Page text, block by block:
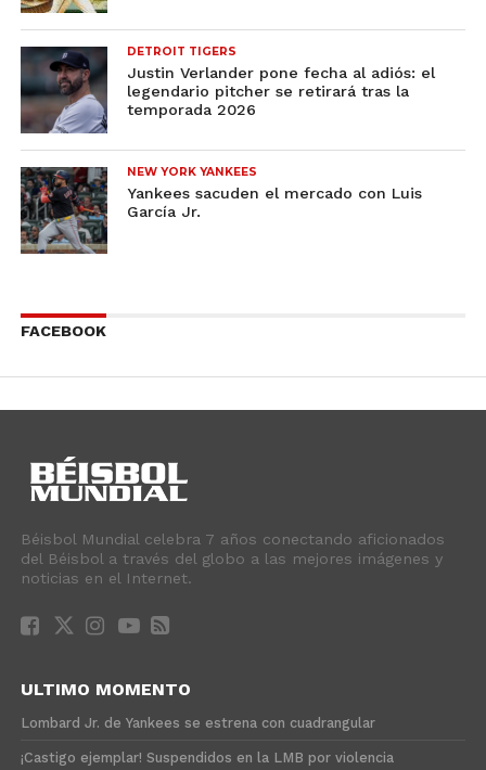
DETROIT TIGERS
Justin Verlander pone fecha al adiós: el
legendario pitcher se retirará tras la
temporada 2026
NEW YORK YANKEES
Yankees sacuden el mercado con Luis
García Jr.
FACEBOOK
Béisbol Mundial celebra 7 años conectando aficionados
del Béisbol a través del globo a las mejores imágenes y
noticias en el Internet.
ULTIMO MOMENTO
Lombard Jr. de Yankees se estrena con cuadrangular
¡Castigo ejemplar! Suspendidos en la LMB por violencia